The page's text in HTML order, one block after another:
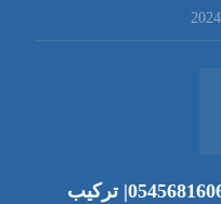
بناء مظلات في الفجيرة |0545681606| تركيب